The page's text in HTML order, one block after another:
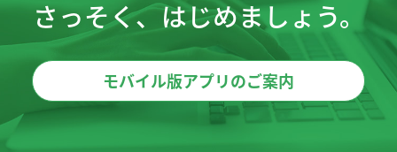
さっそく、はじめましょう。
モバイル版アプリのご案内